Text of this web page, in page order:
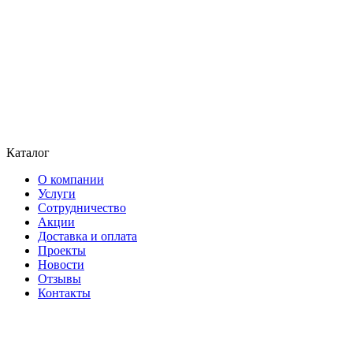
Каталог
О компании
Услуги
Сотрудничество
Акции
Доставка и оплата
Проекты
Новости
Отзывы
Контакты